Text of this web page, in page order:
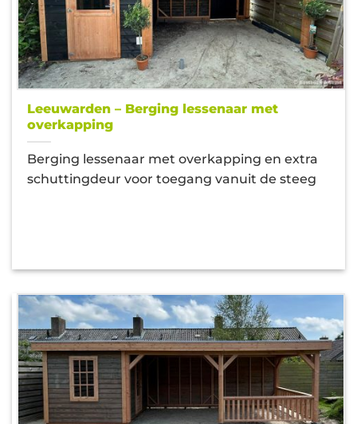
Leeuwarden – Berging lessenaar met
overkapping
Berging lessenaar met overkapping en extra
schuttingdeur voor toegang vanuit de steeg